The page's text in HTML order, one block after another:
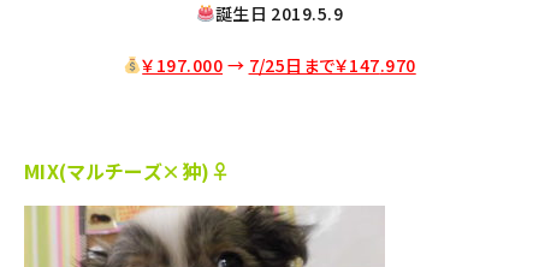
誕生日 2019.5.9
￥197.000 → 7/25日まで￥147.970
MIX(マルチーズ×狆)♀